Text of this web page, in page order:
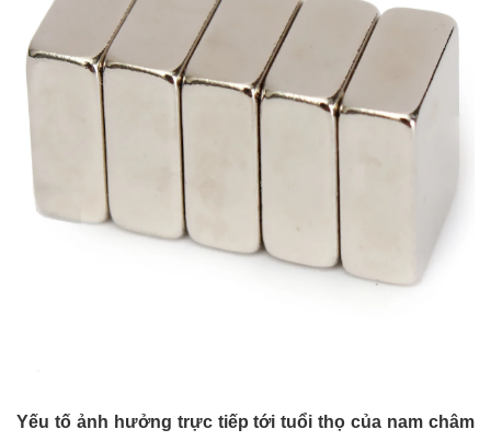
Yếu tố ảnh hưởng trực tiếp tới tuổi thọ của nam châm